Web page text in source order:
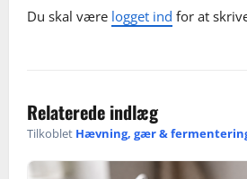
v
a
t
Du skal være logget ind for at
Relaterede indlæg
Tilkoblet Hævning, gær &